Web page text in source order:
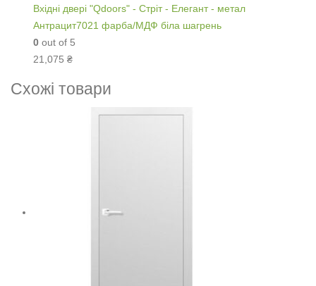
Вхідні двері "Qdoors" - Стріт - Елегант - метал
Антрацит7021 фарба/МДФ біла шагрень
0 out of 5
21,075 ₴
Схожі товари